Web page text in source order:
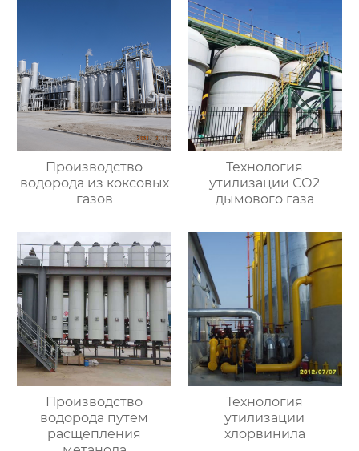
Производство
водорода из коксовых
газов
Технология
утилизации СО2
дымового газа
Производство
водорода путём
расщепления
Технология
утилизации
хлорвинила